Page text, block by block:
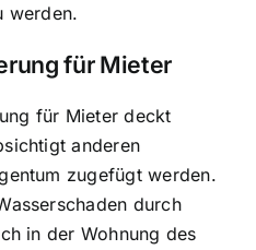
werden.
für Mieter
für Mieter deckt
anderen
zugefügt werden.
durch
in der Wohnung des